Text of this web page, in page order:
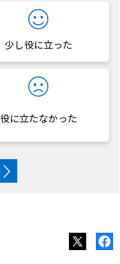
少し役に立った
役に立たなかった